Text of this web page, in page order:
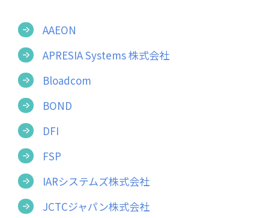
AAEON
APRESIA Systems 株式会社
Bloadcom
BOND
DFI
FSP
IARシステムズ株式会社
JCTCジャパン株式会社